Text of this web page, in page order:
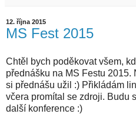
12. října 2015
MS Fest 2015
Chtěl bych poděkovat všem,
přednášku na MS Festu
si přednášu užil :) Přikládám
včera promítal se zdroji. Budu
další konference :)